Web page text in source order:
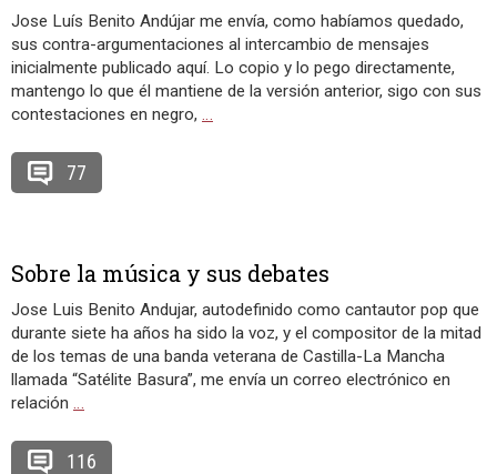
Jose Luís Benito Andújar me envía, como habíamos quedado,
sus contra-argumentaciones al intercambio de mensajes
inicialmente publicado aquí. Lo copio y lo pego directamente,
mantengo lo que él mantiene de la versión anterior, sigo con sus
contestaciones en negro, …
77
Sobre la música y sus debates
Jose Luis Benito Andujar, autodefinido como cantautor pop que
durante siete ha años ha sido la voz, y el compositor de la mitad
de los temas de una banda veterana de Castilla-La Mancha
llamada “Satélite Basura”, me envía un correo electrónico en
relación …
116